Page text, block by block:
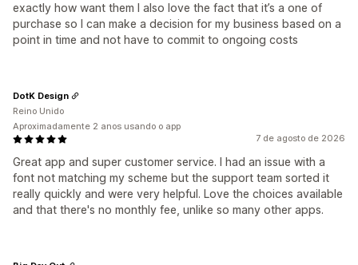
exactly how want them I also love the fact that it’s a one of
purchase so I can make a decision for my business based on a
point in time and not have to commit to ongoing costs
7 de agosto de 2026
Great app and super customer service. I had an issue with a
font not matching my scheme but the support team sorted it
really quickly and were very helpful. Love the choices available
and that there's no monthly fee, unlike so many other apps.
DotK Design
Reino Unido
Aproximadamente 2 anos usando o app